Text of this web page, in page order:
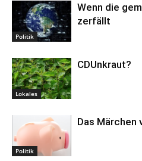
Politik
Wenn die
zerfällt
Lokales
CDUnkraut?
Politik
Das Märchen